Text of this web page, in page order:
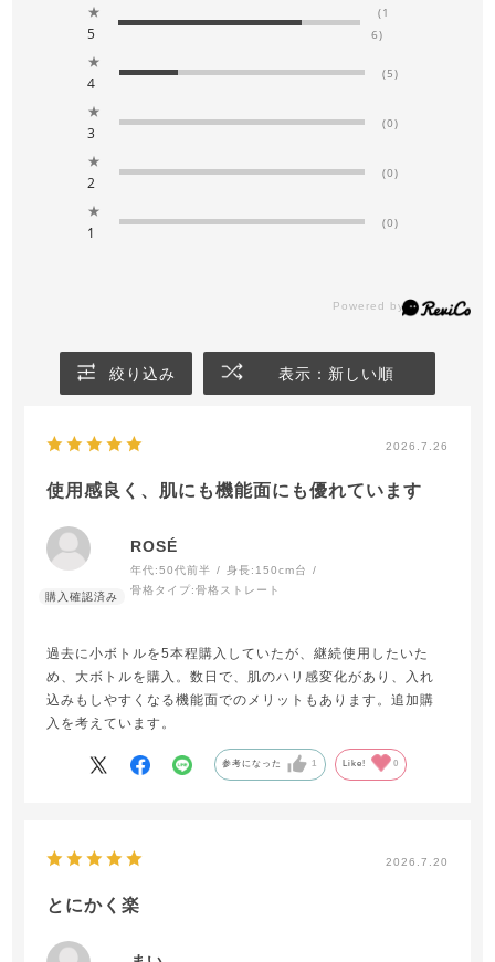
★
5
(1
6)
★
4
(5)
★
3
(0)
★
2
(0)
★
1
(0)
絞り込み 表示：新しい順
2026.7.26
使用感良く、肌にも機能面にも優れています
ROSÉ
年代:50代前半 身長: 150cm台
骨格タイプ:骨格ストレート
過去に小ボトルを5本程購入していたが、継続使用したいた
め、大ボトルを購入。数日で、肌のハリ感変化があり、入れ
込みもしやすくなる機能面でのメリットもあります。追加購
入を考えています。
参考になった 1 Like! 0
2026.7.20
とにかく楽